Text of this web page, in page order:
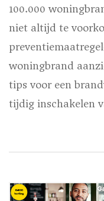
100.000
niet altijd te
woningbrand
tips voor een
tijdig inschakelen